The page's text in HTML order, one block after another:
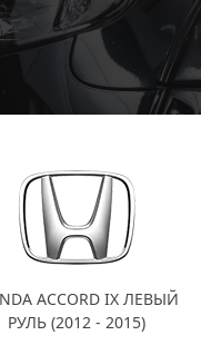
ACCORD IX ЛЕВЫЙ
РУЛЬ (2012 - 2015)